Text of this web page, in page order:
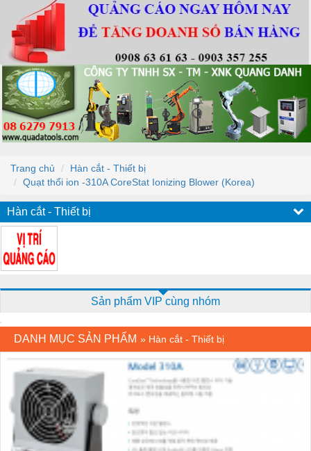
Trang chủ
Hàn cắt - Thiết bị
Quạt thổi ion -310A CoreStat Ionizing Blower (Korea)
Hàn cắt - Thiết bị
Sản phẩm VIP cùng nhóm
DANH MỤC SẢN PHẨM » Hàn cắt - Thiết bị